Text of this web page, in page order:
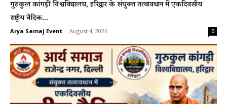
गुरुकुल कांगड़ी विश्वविद्यालय, हरिद्वार के संयुक्त तत्वावधान में एकदिवसीय
राष्ट्रीय वैदिक...
Arya Samaj Event - August 4, 2026 0